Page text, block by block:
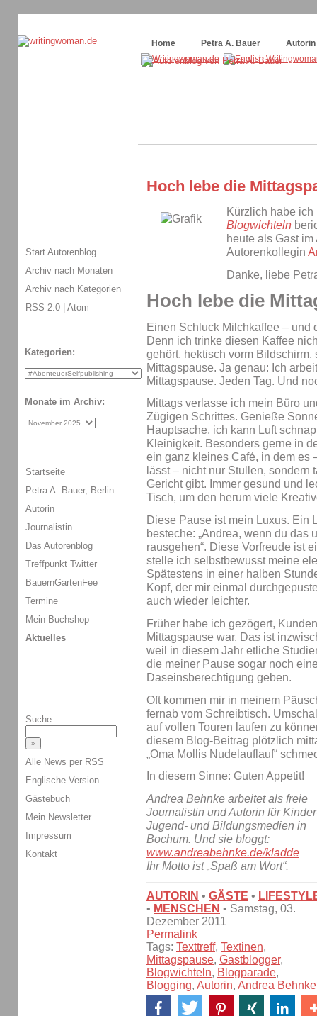
Home
Petra A. Bauer Autorin
Hoch lebe die
Kürzlich habe
Blogwichteln
heute als Gast
Autorenkollegin
Danke, liebe
Hoch lebe die
Einen Schluck Milchkaffee – und
Denn ich trinke diesen Kaffee
gehört, hektisch vorm
Mittagspause. Ja genau: Ich
Mittagspause. Jeden Tag. Und
Mittags verlasse ich mein Büro
Zügigen Schrittes. Genieße
Hauptsache, ich kann Luft
Kleinigkeit. Besonders gerne in
ein ganz kleines Café, in dem es
lässt – nicht nur Stullen,
Gericht gibt. Immer gesund und
Tisch, um den herum viele
Diese Pause ist mein Luxus. Ein
besteche: „Andrea, wenn du das
rausgehen“. Diese Vorfreude ist
stelle ich selbstbewusst meine
Spätestens in einer halben
Kopf, der mir einmal
auch wieder leichter.
Früher habe ich gezögert,
Mittagspause war. Das ist
weil in diesem Jahr etliche
die meiner Pause sogar noch
Daseinsberechtigung geben.
Oft kommen mir in meinem
fernab vom Schreibtisch.
auf vollen Touren laufen zu
diesem Blog-Beitrag plötzlich
„Oma Mollis Nudelauflauf“
In diesem Sinne: Guten Appetit!
Andrea Behnke arbeitet als freie
Journalistin und Autorin für
Jugend- und Bildungsmedien in
Bochum. Und sie bloggt:
www.andreabehnke.de/kladde
Ihr Motto ist „Spaß am Wort“.
AUTORIN • GÄSTE •
• MENSCHEN • Samstag, 03.
Dezember 2011
Permalink
Tags: Texttreff, Textinen,
Mittagspause, Gastblogger,
Blogwichteln, Blogparade,
Blogging, Autorin, Andrea Behnke
Start Autorenblog
Archiv nach Monaten
Archiv nach Kategorien
RSS 2.0 | Atom
Kategorien:
Monate im Archiv:
Startseite
Petra A. Bauer, Berlin
Autorin
Journalistin
Das Autorenblog
Treffpunkt Twitter
BauernGartenFee
Termine
Mein Buchshop
Aktuelles
Suche
Alle News per RSS
Englische Version
Gästebuch
Mein Newsletter
Impressum
Kontakt